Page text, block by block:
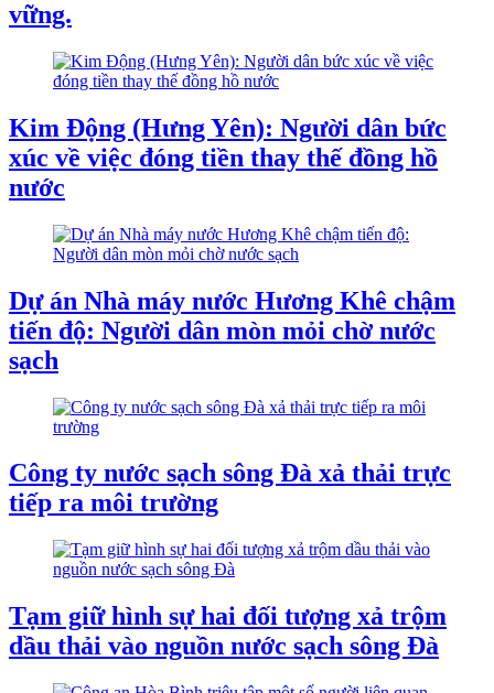
vững.
Kim Động (Hưng Yên): Người dân bức
xúc về việc đóng tiền thay thế đồng hồ
nước
Dự án Nhà máy nước Hương Khê chậm
tiến độ: Người dân mòn mỏi chờ nước
sạch
Công ty nước sạch sông Đà xả thải trực
tiếp ra môi trường
Tạm giữ hình sự hai đối tượng xả trộm
dầu thải vào nguồn nước sạch sông Đà